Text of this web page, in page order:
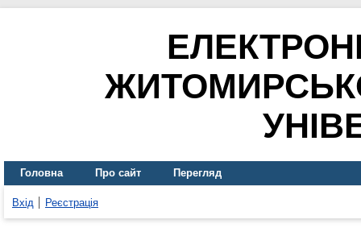
Головна Про сайт Перегляд
Вхід Реєстрація